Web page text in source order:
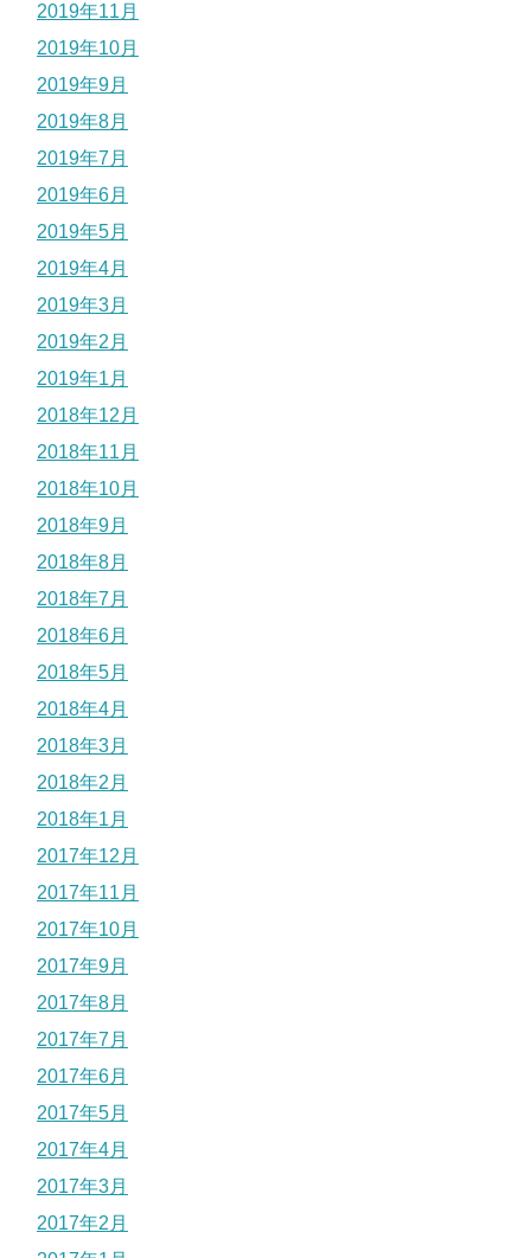
2019年11月
2019年10月
2019年9月
2019年8月
2019年7月
2019年6月
2019年5月
2019年4月
2019年3月
2019年2月
2019年1月
2018年12月
2018年11月
2018年10月
2018年9月
2018年8月
2018年7月
2018年6月
2018年5月
2018年4月
2018年3月
2018年2月
2018年1月
2017年12月
2017年11月
2017年10月
2017年9月
2017年8月
2017年7月
2017年6月
2017年5月
2017年4月
2017年3月
2017年2月